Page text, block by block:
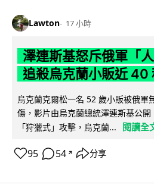
Lawton 17 小時
澤連斯基怒斥俄軍「
追殺烏克蘭小販近 40
烏克蘭克爾松一名 52 歲小販被俄軍
傷，影片由烏克蘭總統澤連斯基公
「狩獵式」攻擊，烏克蘭...
閱讀全
95 54 ↗ 分享